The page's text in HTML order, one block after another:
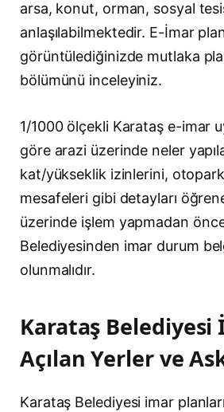
arsa, konut, orman, sosyal
anlaşılabilmektedir. E-İmar
görüntülediğinizde mutlaka
bölümünü inceleyiniz.
1/1000 ölçekli Karataş e-imar
göre arazi üzerinde neler
kat/yükseklik izinlerini,
mesafeleri gibi detayları
üzerinde işlem yapmadan
Belediyesinden imar durum
olunmalıdır.
Karataş Belediyesi
Açılan Yerler ve
Karataş Belediyesi imar